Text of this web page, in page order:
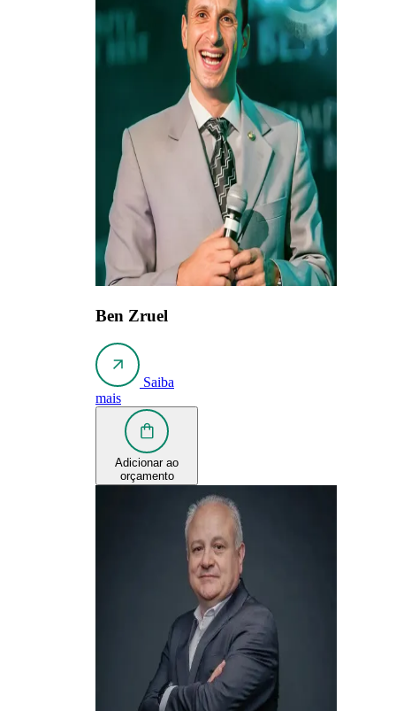
Ben Zruel
Saiba
mais
Adicionar ao
orçamento